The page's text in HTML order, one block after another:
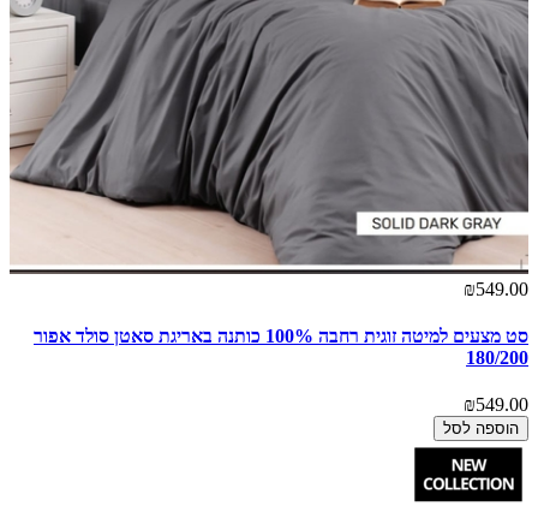
₪549.00
סט מצעים למיטה זוגית רחבה 100% כותנה באריגת סאטן סולד אפור
180/200
₪549.00
הוספה לסל